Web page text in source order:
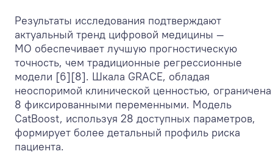
Результаты исследования подтверждают
актуальный тренд цифровой медицины —
МО обеспечивает лучшую прогностическую
точность, чем традиционные регрессионные
модели [6][8]. Шкала GRACE, обладая
неоспоримой клинической ценностью, ограничена
8 фиксированными переменными. Модель
CatBoost, используя 28 доступных параметров,
формирует более детальный профиль риска
пациента.